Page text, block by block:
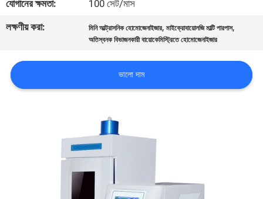
করুন
জন্য
আবেদন
যোগানের ক্ষমতা:
100 সেট/মাস
লক্ষণীয় করা:
মিনি আল্ট্রাসনিক হোমোজেনাইজার,মাইক্রোবায়োলজি মাল্টি পারপাস,
অতিস্বনক বিভাজনকারী বায়োকেমিস্ট্রিতে হোমোজেনাইজার
ভালো দাম